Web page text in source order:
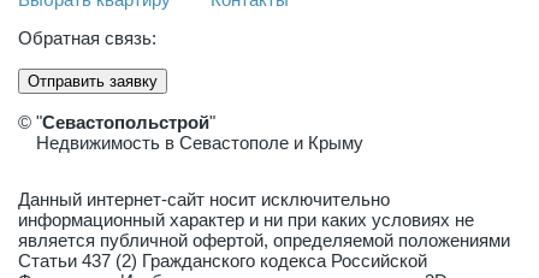
Обратная связь:
Отправить заявку
© "Севастопольстрой"
Недвижимость в Севастополе и Крыму
Данный интернет-сайт носит исключительно
информационный характер и ни при каких условиях не
является публичной офертой, определяемой положениями
Статьи 437 (2) Гражданского кодекса Российской